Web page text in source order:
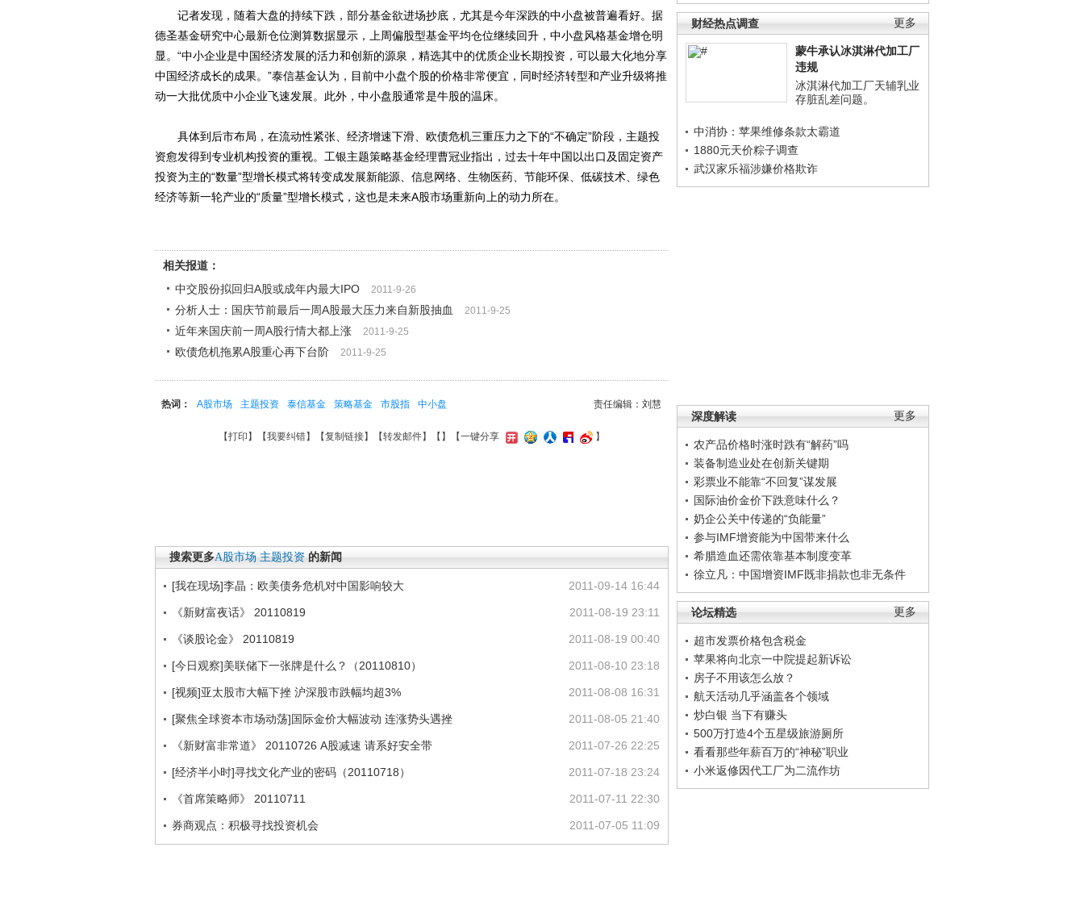
更多
财经热点调查
蒙牛承认冰淇淋代加工厂
违规
冰淇淋代加工厂天辅乳业
存脏乱差问题。
中消协：苹果维修条款太霸道
1880元天价粽子调查
武汉家乐福涉嫌价格欺诈
更多
深度解读
农产品价格时涨时跌有“解药”吗
装备制造业处在创新关键期
彩票业不能靠“不回复”谋发展
国际油价金价下跌意味什么？
奶企公关中传递的“负能量”
参与IMF增资能为中国带来什么
希腊造血还需依靠基本制度变革
徐立凡：中国增资IMF既非捐款也非无条件
更多
论坛精选
超市发票价格包含税金
苹果将向北京一中院提起新诉讼
房子不用该怎么放？
航天活动几乎涵盖各个领域
炒白银 当下有赚头
500万打造4个五星级旅游厕所
看看那些年薪百万的“神秘”职业
小米返修因代工厂为二流作坊
记者发现，随着大盘的持续下跌，部分基金欲进场抄底，尤其是今年深跌的中小盘被普遍看好。据
德圣基金研究中心最新仓位测算数据显示，上周偏股型基金平均仓位继续回升，中小盘风格基金增仓明
显。“中小企业是中国经济发展的活力和创新的源泉，精选其中的优质企业长期投资，可以最大化地分享
中国经济成长的成果。”泰信基金认为，目前中小盘个股的价格非常便宜，同时经济转型和产业升级将推
动一大批优质中小企业飞速发展。此外，中小盘股通常是牛股的温床。
具体到后市布局，在流动性紧张、经济增速下滑、欧债危机三重压力之下的“不确定”阶段，主题投
资愈发得到专业机构投资的重视。工银主题策略基金经理曹冠业指出，过去十年中国以出口及固定资产
投资为主的“数量”型增长模式将转变成发展新能源、信息网络、生物医药、节能环保、低碳技术、绿色
经济等新一轮产业的“质量”型增长模式，这也是未来A股市场重新向上的动力所在。
相关报道：
中交股份拟回归A股或成年内最大IPO
2011-9-26
分析人士：国庆节前最后一周A股最大压力来自新股抽血 2011-9-25
近年来国庆前一周A股行情大都上涨 2011-9-25
欧债危机拖累A股重心再下台阶 2011-9-25
责任编辑：刘慧
热词： A股市场 主题投资 泰信基金 策略基金 市股指 中小盘
【打印 】【我要纠错】【复制链接】【转发邮件】【 】 【一键分享 】
搜索更多A股市场 主题投资 的新闻
2011-09-14 16:44
[我在现场]李晶：欧美债务危机对中国影响较大
2011-08-19 23:11
《新财富夜话》 20110819
2011-08-19 00:40
《谈股论金》 20110819
2011-08-10 23:18
[今日观察]美联储下一张牌是什么？（20110810）
2011-08-08 16:31
[视频]亚太股市大幅下挫 沪深股市跌幅均超3%
2011-08-05 21:40
[聚焦全球资本市场动荡]国际金价大幅波动 连涨势头遇挫
2011-07-26 22:25
《新财富非常道》 20110726 A股减速 请系好安全带
2011-07-18 23:24
[经济半小时]寻找文化产业的密码（20110718）
2011-07-11 22:30
《首席策略师》 20110711
2011-07-05 11:09
券商观点：积极寻找投资机会